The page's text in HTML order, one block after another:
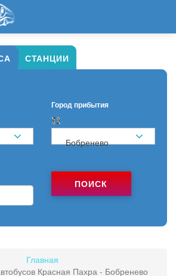
СТАНЦИИ
Город прибытия
Бобренево
ПОИСК
Главная
Красная Пахра - Бобренево